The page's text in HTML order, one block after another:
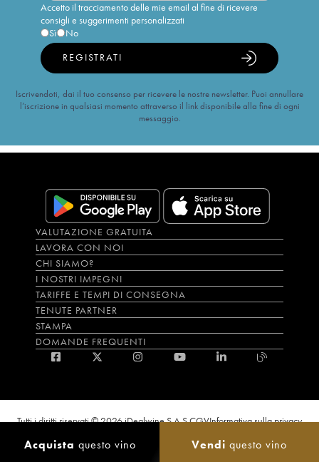
Acquista questo vino Vendi questo vino
Accetto il tracciamento delle mie email al fine di ricevere
consigli e suggerimenti personalizzati
Sì
No
REGISTRATI
Iscrivendoti, dai il tuo consenso per ricevere le nostre newsletter. Puoi annullare
l’iscrizione in qualsiasi momento attraverso il link disponibile alla fine di ogni
messaggio.
VALUTAZIONE GRATUITA
LAVORA CON NOI
CHI SIAMO?
I NOSTRI IMPEGNI
TARIFFE E TEMPI DI CONSEGNA
TENUTE PARTNER
STAMPA
DOMANDE FREQUENTI
Tutti i diritti riservati © 2026 iDealwine S.A.S.CGVInformativa sulla privacy
sito e dei servizi annessi è riservato solo agli utenti maggiorenni.